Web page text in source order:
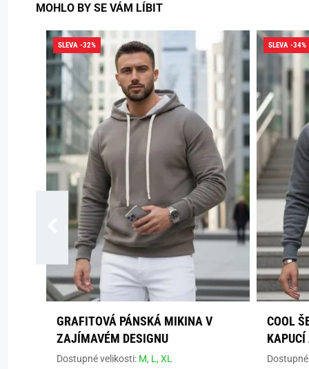
MOHLO BY SE VÁM LÍBIT
SLEVA -32%
GRAFITOVÁ PÁNSKÁ MIKINA V
ZAJÍMAVÉM DESIGNU
Dostupné velikosti: M, L,XL
SLEVA -34%
COOL